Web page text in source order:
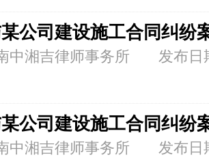
公司建设施工合同纠纷
中湘吉律师事务所 发布
公司建设施工合同纠纷
中湘吉律师事务所 发布